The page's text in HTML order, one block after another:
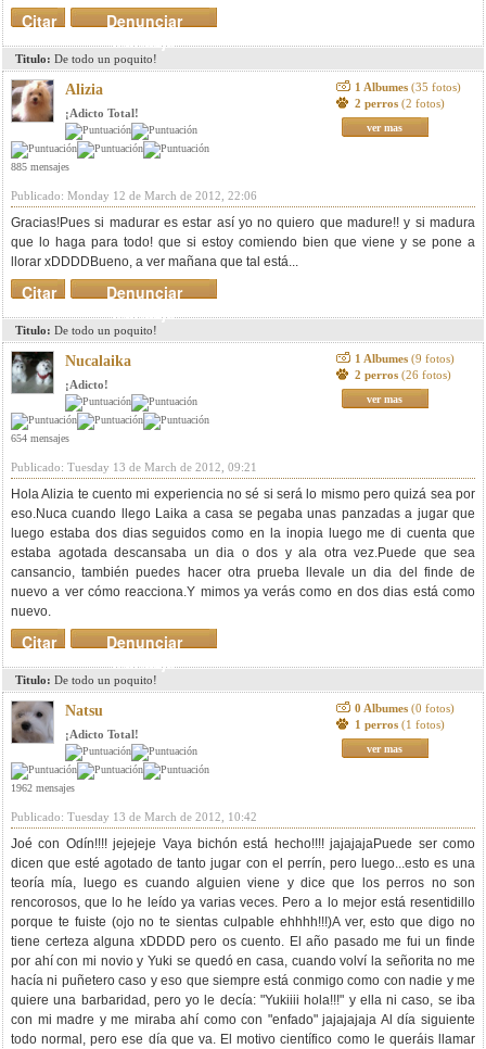
Denunciar
mensaje
Citar
Titulo: De todo un poquito!
Alizia
¡Adicto Total!
885 mensajes
1 Albumes (35 fotos)
2 perros (2 fotos)
ver mas
Publicado: Monday 12 de March de 2012, 22:06
Gracias!Pues si madurar es estar así yo no quiero que madure!! y si madura
que lo haga para todo! que si estoy comiendo bien que viene y se pone a
llorar xDDDDBueno, a ver mañana que tal está...
Denunciar
mensaje
Citar
Titulo: De todo un poquito!
Nucalaika
¡Adicto!
654 mensajes
1 Albumes (9 fotos)
2 perros (26 fotos)
ver mas
Publicado: Tuesday 13 de March de 2012, 09:21
Hola Alizia te cuento mi experiencia no sé si será lo mismo pero quizá sea por
eso.Nuca cuando llego Laika a casa se pegaba unas panzadas a jugar que
luego estaba dos dias seguidos como en la inopia luego me di cuenta que
estaba agotada descansaba un dia o dos y ala otra vez.Puede que sea
cansancio, también puedes hacer otra prueba llevale un dia del finde de
nuevo a ver cómo reacciona.Y mimos ya verás como en dos dias está como
nuevo.
Denunciar
mensaje
Citar
Titulo: De todo un poquito!
Natsu
¡Adicto Total!
1962 mensajes
0 Albumes (0 fotos)
1 perros (1 fotos)
ver mas
Publicado: Tuesday 13 de March de 2012, 10:42
Joé con Odín!!!! jejejeje Vaya bichón está hecho!!!! jajajajaPuede ser como
dicen que esté agotado de tanto jugar con el perrín, pero luego...esto es una
teoría mía, luego es cuando alguien viene y dice que los perros no son
rencorosos, que lo he leído ya varias veces. Pero a lo mejor está resentidillo
porque te fuiste (ojo no te sientas culpable ehhhh!!!)A ver, esto que digo no
tiene certeza alguna xDDDD pero os cuento. El año pasado me fui un finde
por ahí con mi novio y Yuki se quedó en casa, cuando volví la señorita no me
hacía ni puñetero caso y eso que siempre está conmigo como con nadie y me
quiere una barbaridad, pero yo le decía: "Yukiiii hola!!!" y ella ni caso, se iba
con mi madre y me miraba ahí como con "enfado" jajajajaja Al día siguiente
todo normal, pero ese día que va. El motivo científico como le queráis llamar